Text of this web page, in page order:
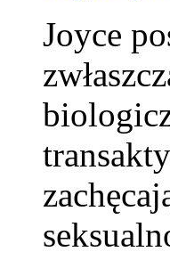
Joyce